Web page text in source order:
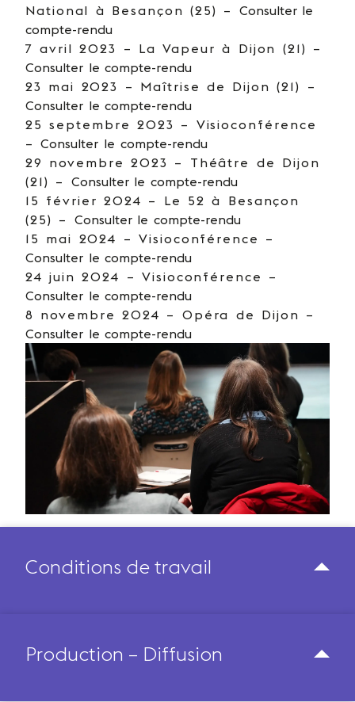
National à Besançon (25) – Consulter le
compte-rendu
7 avril 2023 – La Vapeur à Dijon (21) –
Consulter le compte-rendu
23 mai 2023 – Maîtrise de Dijon (21) –
Consulter le compte-rendu
25 septembre 2023 – Visioconférence
–Consulter le compte-rendu
29 novembre 2023 – Théâtre de Dijon
(21) – Consulter le compte-rendu
15 février 2024 – Le 52 à Besançon
(25) – Consulter le compte-rendu
15 mai 2024 – Visioconférence –
Consulter le compte-rendu
24 juin 2024 – Visioconférence –
Consulter le compte-rendu
8 novembre 2024 – Opéra de Dijon –
Consulter le compte-rendu
Conditions de travail
Production – Diffusion